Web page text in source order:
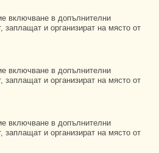
включване в допълнителни
заплащат и организират на място от
включване в допълнителни
заплащат и организират на място от
включване в допълнителни
заплащат и организират на място от